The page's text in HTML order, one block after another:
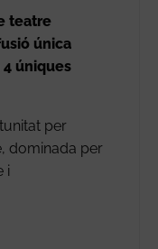
teatre
única
úniques
per
dominada per
i